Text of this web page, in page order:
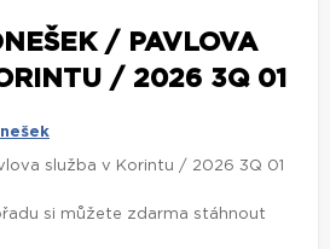
/ PAVLOVA
/ 2026 3Q 01
služba v Korintu / 2026 3Q 01
si můžete zdarma stáhnout